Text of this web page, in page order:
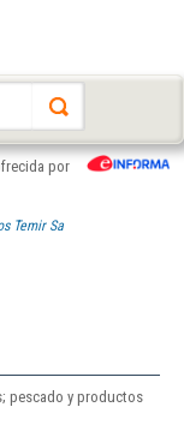
por
Temir Sa
pescado y productos